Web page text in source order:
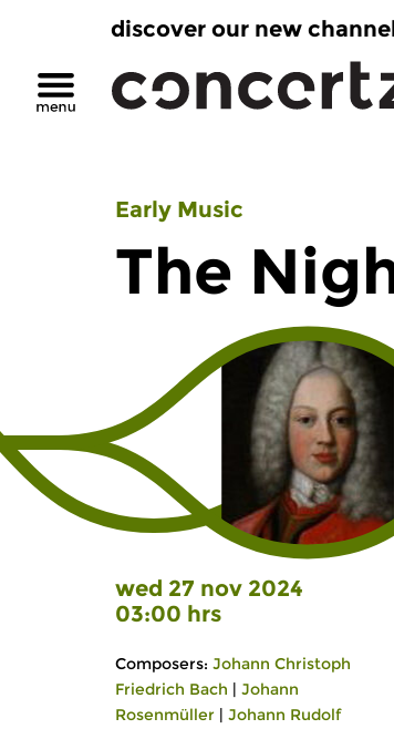
discover our new
Early Music
The
wed 27 nov 2024
03:00 hrs
Composers: Johann Christoph
Friedrich Bach | Johann
Rosenmüller | Johann Rudolf